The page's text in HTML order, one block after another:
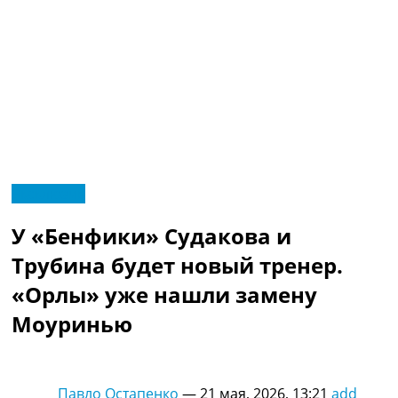
МенюНовости футбола
Видео
Трансферы
Новости футбола Украины
Последние комментарии
Конкурс прогнозов
У «Бенфики» Судакова и
Трубина будет новый тренер.
«Орлы» уже нашли замену
Моуринью
Павло Остапенко —21 мая, 2026, 13:21 add